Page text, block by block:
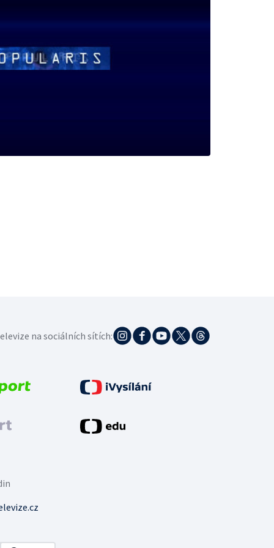
na sociálních sítích: